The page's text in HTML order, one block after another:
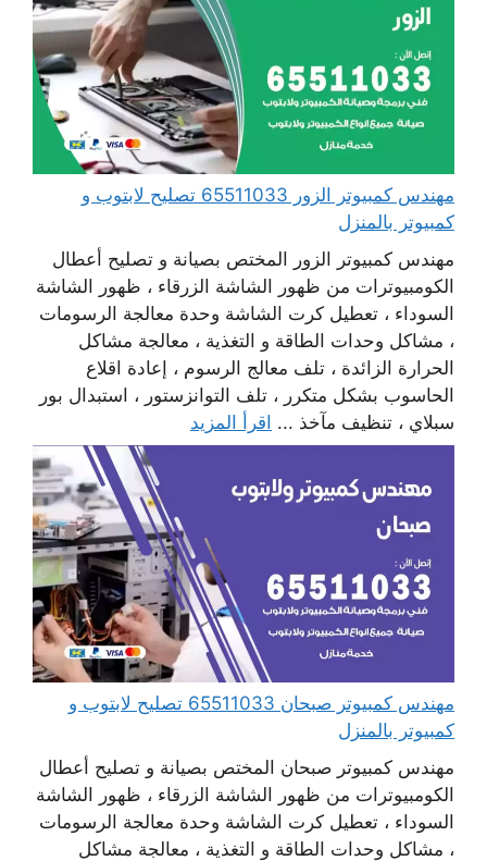
مهندس كمبيوتر الزور 65511033 تصليح لابتوب و
كمبيوتر بالمنزل
مهندس كمبيوتر الزور المختص بصيانة و تصليح أعطال
الكومبيوترات من ظهور الشاشة الزرقاء ، ظهور الشاشة
السوداء ، تعطيل كرت الشاشة وحدة معالجة الرسومات
، مشاكل وحدات الطاقة و التغذية ، معالجة مشاكل
الحرارة الزائدة ، تلف معالج الرسوم ، إعادة اقلاع
الحاسوب بشكل متكرر ، تلف التوانزستور ، استبدال بور
سبلاي ، تنظيف مآخذ ... اقرأ المزيد
مهندس كمبيوتر صبحان 65511033 تصليح لابتوب و
كمبيوتر بالمنزل
مهندس كمبيوتر صبحان المختص بصيانة و تصليح أعطال
الكومبيوترات من ظهور الشاشة الزرقاء ، ظهور الشاشة
السوداء ، تعطيل كرت الشاشة وحدة معالجة الرسومات
، مشاكل وحدات الطاقة و التغذية ، معالجة مشاكل